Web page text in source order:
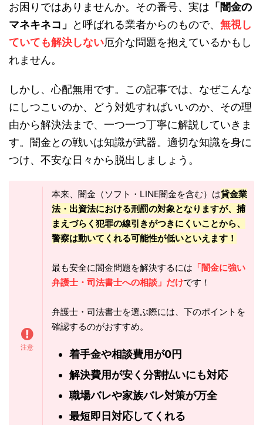
お困りではありませんか。その番号、実は 「闇金の
マネキネコ」
と呼ばれる業者からのもので、 無視し
ていても解決しない厄介な問題を抱えているかもし
れません。
しかし、心配無用です。この記事では、なぜこんな
にしつこいのか、どう対処すればいいのか、その理
由から解決法まで、一つ一つ丁寧に解説していきま
す。闇金との戦いは知識が武器。適切な知識を身に
つけ、不安な日々から脱出しましょう。
本来、闇金（ソフト・LINE闇金を含む）は貸金業
法・出資法における刑罰の対象となりますが、捕
まえづらく犯罪の線引きがつきにくいことから、
警察は動いてくれる可能性が低いといえます！
最も安全に闇金問題を解決するには 「闇金に強い
弁護士・司法書士への相談」だけです！
弁護士・司法書士を選ぶ際には、下のポイントを
確認するのがおすすめ。
着手金や相談費用が0円
解決費用が安く分割払いにも対応
職場バレや家族バレ対策が万全
最短即日対応してくれる